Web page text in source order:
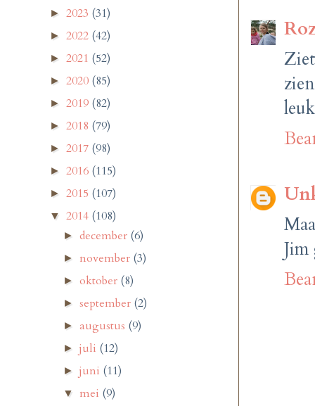
► 2023 (31)
► 2022 (42)
► 2021 (52)
► 2020 (85)
► 2019 (82)
► 2018 (79)
► 2017 (98)
► 2016 (115)
► 2015 (107)
▼ 2014 (108)
►december (6)
► november (3)
►oktober (8)
►september (2)
►augustus (9)
►juli (12)
►juni (11)
▼ mei (9)